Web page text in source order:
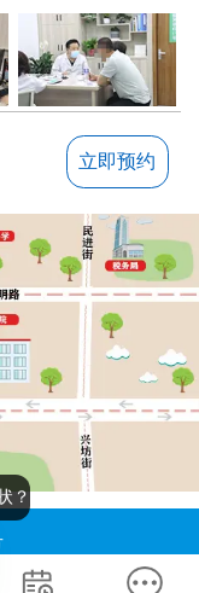
立即预约
医院
？